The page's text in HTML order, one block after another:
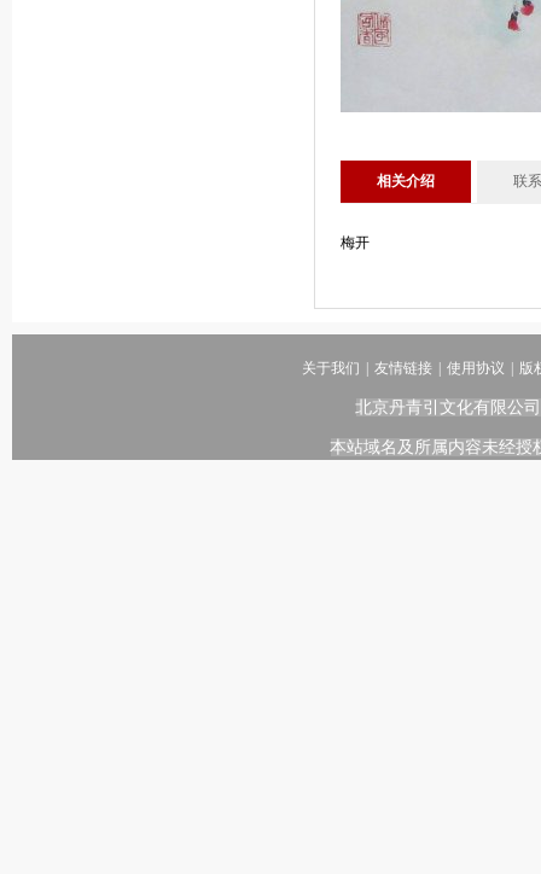
相关介绍 联
梅开
关于我们 友情链接 使用协议 版
北京丹青引文化有限公
本站域名及所属内容未经授